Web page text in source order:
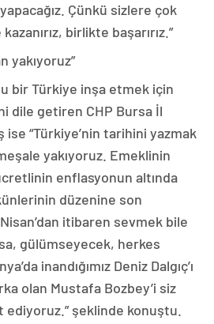
Çünkü sizlere çok
birlikte başarırız.”
yakıyoruz”
bir Türkiye inşa etmek için
dile getiren CHP Bursa İl
ise “Türkiye’nin tarihini yazmak
yakıyoruz. Emeklinin
enflasyonun altında
düzenine son
itibaren sevmek bile
gülümseyecek, herkes
inandığımız Deniz Dalgıç’ı
olan Mustafa Bozbey’i siz
ediyoruz.” şeklinde konuştu.